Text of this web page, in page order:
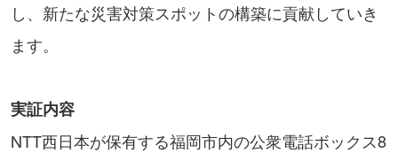
し、新たな災害対策スポットの構築に貢献していき
ます。
実証内容
NTT西日本が保有する福岡市内の公衆電話ボックス8